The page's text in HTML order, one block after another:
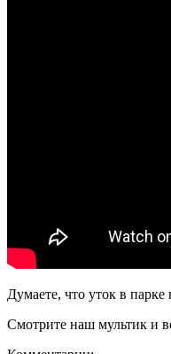
Думаете, что уток в
Смотрите наш мультик и